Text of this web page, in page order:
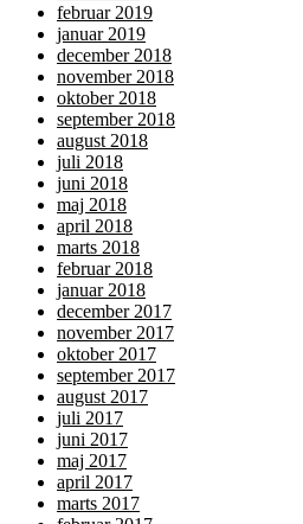
februar 2019
januar 2019
december 2018
november 2018
oktober 2018
september 2018
august 2018
juli 2018
juni 2018
maj 2018
april 2018
marts 2018
februar 2018
januar 2018
december 2017
november 2017
oktober 2017
september 2017
august 2017
juli 2017
juni 2017
maj 2017
april 2017
marts 2017